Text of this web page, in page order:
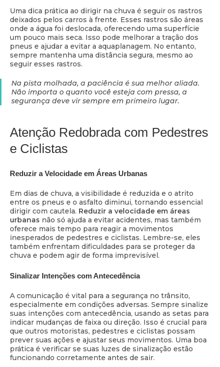
Uma dica prática ao dirigir na chuva é seguir os rastros
deixados pelos carros à frente. Esses rastros são áreas
onde a água foi deslocada, oferecendo uma superfície
um pouco mais seca. Isso pode melhorar a tração dos
pneus e ajudar a evitar a aquaplanagem. No entanto,
sempre mantenha uma distância segura, mesmo ao
seguir esses rastros.
Na pista molhada, a paciência é sua melhor aliada.
Não importa o quanto você esteja com pressa, a
segurança deve vir sempre em primeiro lugar.
Atenção Redobrada com Pedestres
e Ciclistas
Reduzir a Velocidade em Áreas Urbanas
Em dias de chuva, a visibilidade é reduzida e o atrito
entre os pneus e o asfalto diminui, tornando essencial
dirigir com cautela. Reduzir a velocidade em áreas
urbanas não só ajuda a evitar acidentes, mas também
oferece mais tempo para reagir a movimentos
inesperados de pedestres e ciclistas. Lembre-se, eles
também enfrentam dificuldades para se proteger da
chuva e podem agir de forma imprevisível.
Sinalizar Intenções com Antecedência
A comunicação é vital para a segurança no trânsito,
especialmente em condições adversas. Sempre sinalize
suas intenções com antecedência, usando as setas para
indicar mudanças de faixa ou direção. Isso é crucial para
que outros motoristas, pedestres e ciclistas possam
prever suas ações e ajustar seus movimentos. Uma boa
prática é verificar se suas luzes de sinalização estão
funcionando corretamente antes de sair.